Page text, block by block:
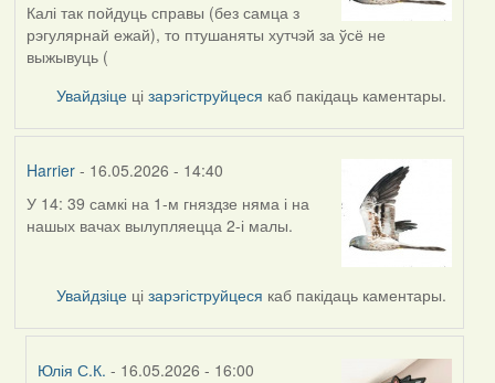
Калі так пойдуць справы (без самца з
рэгулярнай ежай), то птушаняты хутчэй за ўсё не
выжывуць (
Увайдзіце цізарэгіструйцеся каб пакідаць каментары.
Harrier- 16.05.2026 - 14:40
У 14: 39 самкі на 1-м гняздзе няма і на
нашых вачах вылупляецца 2-і малы.
Увайдзіце цізарэгіструйцеся каб пакідаць каментары.
Юлія С.К. - 16.05.2026 - 16:00